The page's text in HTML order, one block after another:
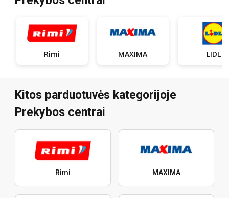
Rimi MAXIMA LIDL
Kitos parduotuvės kategorijoje
Prekybos centrai
Rimi MAXIMA